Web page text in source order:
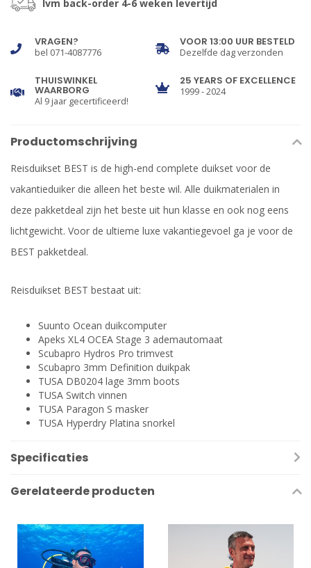
Ivm back-order 4-6 weken levertijd
VRAGEN?
bel 071-4087776
VOOR 13:00 UUR BESTELD
Dezelfde dag verzonden
THUISWINKEL
WAARBORG
Al 9 jaar gecertificeerd!
25 YEARS OF EXCELLENCE
1999 - 2024
Productomschrijving
Reisduikset BEST is de high-end complete duikset voor de
vakantieduiker die alleen het beste wil. Alle duikmaterialen in
deze pakketdeal zijn het beste uit hun klasse en ook nog eens
lichtgewicht. Voor de ultieme luxe vakantiegevoel ga je voor de
BEST pakketdeal.
Reisduikset BEST bestaat uit:
Suunto Ocean duikcomputer
Apeks XL4 OCEA Stage 3 ademautomaat
Scubapro Hydros Pro trimvest
Scubapro 3mm Definition duikpak
TUSA DB0204 lage 3mm boots
TUSA Switch vinnen
TUSA Paragon S masker
TUSA Hyperdry Platina snorkel
Specificaties
Gerelateerde producten